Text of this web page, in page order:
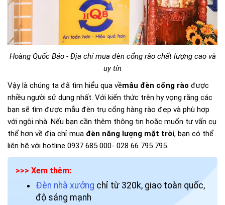
Hoàng Quốc Bảo - Địa chỉ mua đèn cổng rào chất lượng cao và
uy tín
Vậy là chúng ta đã tìm hiểu qua vềmẫu đèn cổng rào được
nhiều người sử dụng nhất. Với kiến thức trên hy vọng rằng các
bạn sẽ tìm được mẫu đèn trụ cổng hàng rào đẹp và phù hợp
với ngôi nhà. Nếu bạn cần thêm thông tin hoặc muốn tư vấn cụ
thể hơn về địa chỉ mua đèn năng lượng mặt trời, bạn có thể
liên hệ với hotline 0937 685 000- 028 66 795 795.
>>> Xem thêm:
Đèn nhà xưởng chỉ từ 320k, giao toàn quốc,
độ sáng mạnh